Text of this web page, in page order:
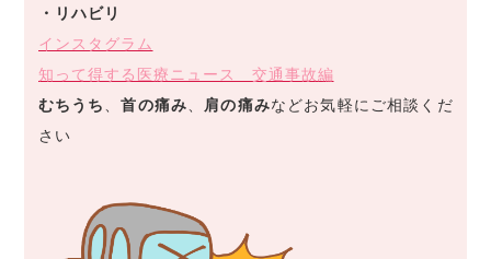
・リハビリ
インスタグラム
知って得する医療ニュース 交通事故編
むちうち
、首の痛み 肩の痛みなどお気軽にご相談くだ
さい